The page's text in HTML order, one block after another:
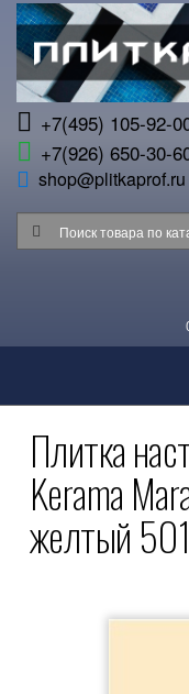
+7(495) 105-92-
+7(926) 650-30-
shop@plitkaprof.ru
Плитка
Kerama
желтый